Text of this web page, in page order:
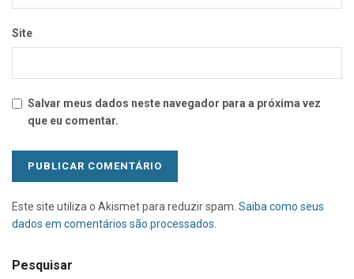
Site
Salvar meus dados neste navegador para a próxima vez
que eu comentar.
Este site utiliza o Akismet para reduzir spam. Saiba como seus
dados em comentários são processados
Pesquisar